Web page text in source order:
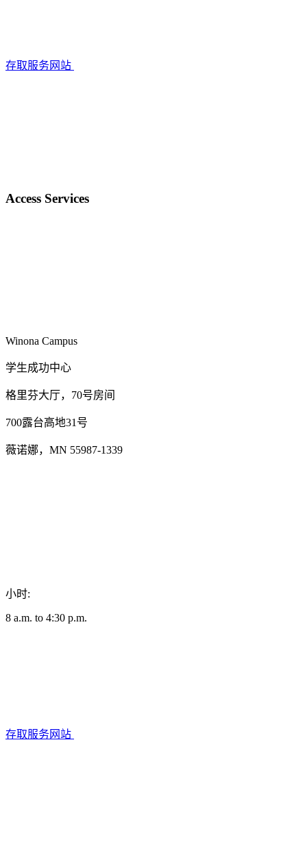
存取服务网站
Access Services
Winona Campus
学生成功中心
格里芬大厅，70号房间
700露台高地31号
薇诺娜，MN 55987-1339
小时:
8 a.m. to 4:30 p.m.
存取服务网站